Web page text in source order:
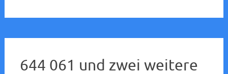
644 061 und zwei weitere